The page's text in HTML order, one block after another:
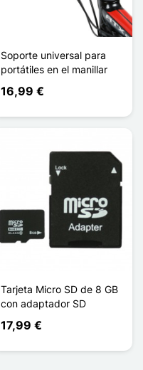
Soporte universal para
portátiles en el manillar
16,99 €
Tarjeta Micro SD de 8 GB
con adaptador SD
17,99 €